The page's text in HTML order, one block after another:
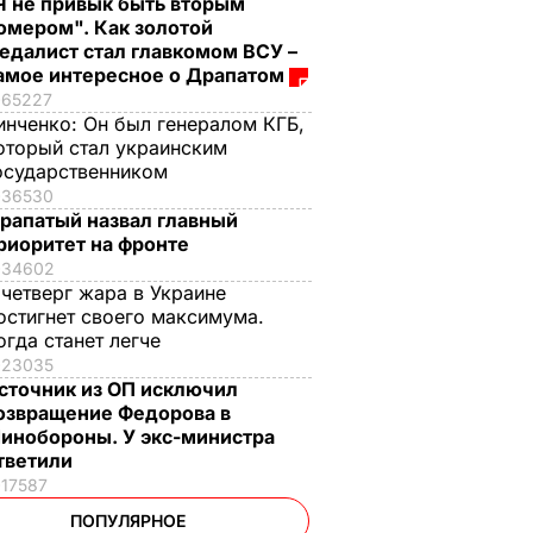
Как золотой
стал главкомом ВСУ –
интересное о Драпатом
65227
Он был генералом КГБ,
стал украинским
36530
назвал главный
на фронте
34602
жара в Украине
своего максимума.
станет легче
23035
из ОП исключил
Федорова в
У экс-министра
17587
ПОПУЛЯРНОЕ